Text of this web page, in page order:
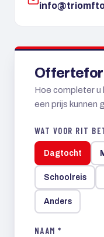
Hoe completer u
een prijs kunnen
WAT VOOR RIT
Dagtocht
Schoolreis
Anders
NAAM *